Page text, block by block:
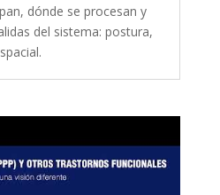
dónde se procesan y
del sistema: postura,